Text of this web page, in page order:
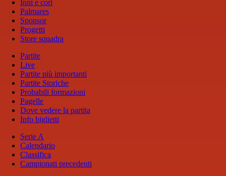
Inni e cori
Palmares
Sponsor
Progetti
Store squadra
Partite
Live
Partite più importanti
Partite Storiche
Probabili formazioni
Pagelle
Dove vedere la partita
Info biglietti
Serie A
Calendario
Classifica
Campionati precedenti